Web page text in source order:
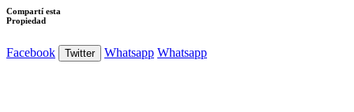
Compartí esta
Propiedad
Facebook Twitter Whatsapp Whatsapp